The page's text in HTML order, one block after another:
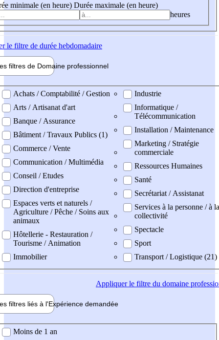
minimale (en heure) Durée maximale (en heure)
heures
le filtre de durée hebdomadaire
filtres de Domaine professionnel
professionel
Achats / Comptabilité / Gestion
Arts / Artisanat d'art
Banque / Assurance
Bâtiment / Travaux Publics (1)
Commerce / Vente
Communication / Multimédia
Conseil / Etudes
Direction d'entreprise
Espaces verts et naturels /
Agriculture / Pêche / Soins aux
animaux
Hôtellerie - Restauration /
Tourisme / Animation
Immobilier
Industrie
Informatique /
Télécommunication
Installation / Maintenance
Marketing / Stratégie
commerciale
Ressources Humaines
Santé
Secrétariat / Assistanat
Services à la personne / à la
collectivité
Spectacle
Sport
Transport / Logistique (21)
Appliquerle filtre du domaine
filtres liés à l'Expérience demandée
demandée
Moins de 1 an